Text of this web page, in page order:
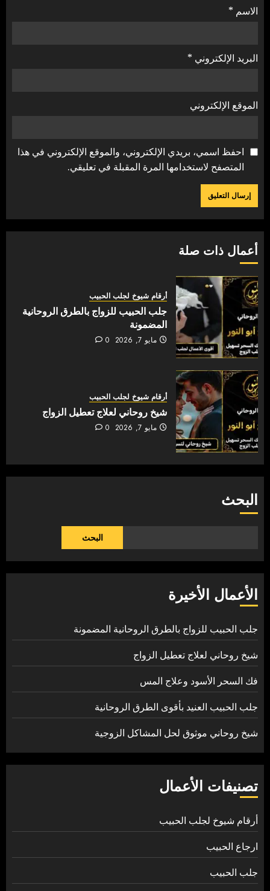
الاسم *
البريد الإلكتروني *
الموقع الإلكتروني
احفظ اسمي، بريدي الإلكتروني، والموقع الإلكتروني في هذا
المتصفح لاستخدامها المرة المقبلة في تعليقي.
أعمال ذات صلة
أرقام شيوخ لجلب الحبيب
جلب الحبيب للزواج بالطرق الروحانية
المضمونة
مايو 7, 2026 0
أرقام شيوخ لجلب الحبيب
شيخ روحاني لعلاج تعطيل الزواج
مايو 7, 2026 0
البحث
البحث
الأعمال الأخيرة
جلب الحبيب للزواج بالطرق الروحانية المضمونة
شيخ روحاني لعلاج تعطيل الزواج
فك السحر الأسود وعلاج المس
جلب الحبيب العنيد بأقوى الطرق الروحانية
شيخ روحاني موثوق لحل المشاكل الزوجية
تصنيفات الأعمال
أرقام شيوخ لجلب الحبيب
ارجاع الحبيب
جلب الحبيب